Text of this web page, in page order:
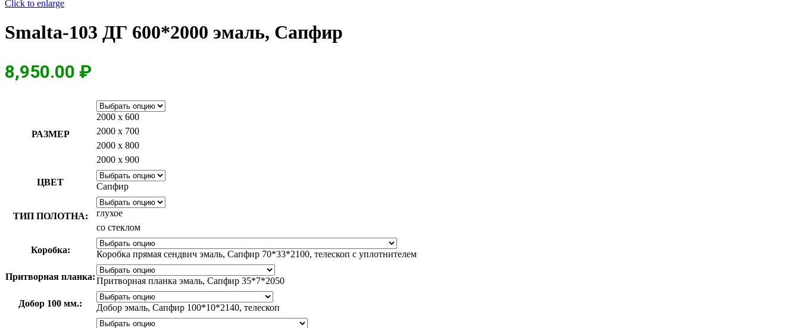
Click to enlarge
Smalta-103 ДГ 600*2000 эмаль, Сапфир
8,950.00 ₽
РАЗМЕР
2000 х 600
2000 х 700
2000 х 800
2000 х 900
ЦВЕТ Сапфир
ТИП ПОЛОТНА:
глухое
со стеклом
Коробка: Коробка прямая сендвич эмаль, Сапфир 70*33*2100, телескоп с уплотнителем
Притворная планка:Притворная планка эмаль, Сапфир 35*7*2050
Добор 100 мм.: Добор эмаль, Сапфир 100*10*2140, телескоп